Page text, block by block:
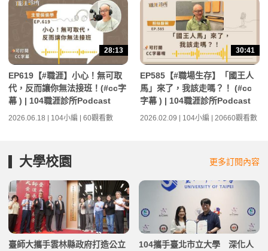
28:13
EP619【#職涯】小心！無可取
代，反而讓你無法接班！(#cc字
幕 ) | 104職涯診所Podcast
2026.06.18 | 104小編 | 60觀看數
30:41
EP585【#職場生存】「國王人
馬」來了，我該走嗎？！ (#cc
字幕 ) | 104職涯診所Podcast
2026.02.09 | 104小編 | 20660觀看數
大學校園 更多訂閱內容
臺師大攜手雲林縣政府打造公立
104攜手臺北市立大學 深化人